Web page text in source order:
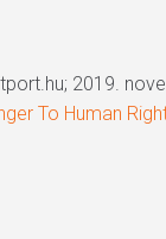
2019.
To Human